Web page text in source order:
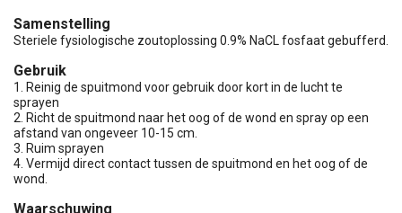
Samenstelling
Steriele fysiologische zoutoplossing 0.9% NaCL fosfaat gebufferd.
Gebruik
1. Reinig de spuitmond voor gebruik door kort in de lucht te
sprayen
2. Richt de spuitmond naar het oog of de wond en spray op een
afstand van ongeveer 10-15 cm.
3. Ruim sprayen
4. Vermijd direct contact tussen de spuitmond en het oog of de
wond.
Waarschuwing